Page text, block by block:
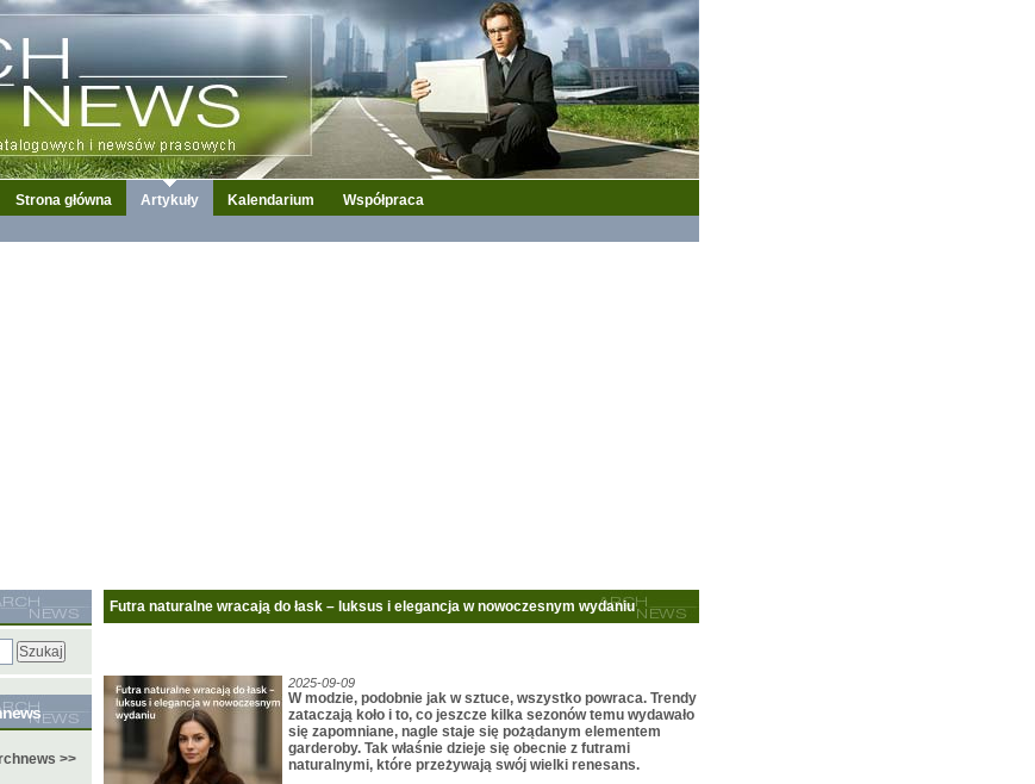
Strona główna Artykuły Kalendarium Współpraca
Futra naturalne wracają do łask – luksus i elegancja w nowoczesnym wydaniu
2025-09-09
W modzie, podobnie jak w sztuce, wszystko powraca. Trendy
zataczają koło i to, co jeszcze kilka sezonów temu wydawało
się zapomniane, nagle staje się pożądanym elementem
garderoby. Tak właśnie dzieje się obecnie z futrami
naturalnymi, które przeżywają swój wielki renesans.
>>